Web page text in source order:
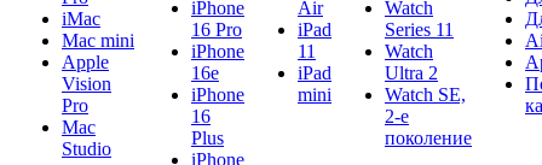
iMac
Mac mini
Apple
Vision
Pro
Mac
Studio
iPhone
16 Pro
iPhone
16e
iPhone
16
Plus
iPhone
Air
iPad
11
iPad
mini
Watch
Series 11
Watch
Ultra 2
Watch SE,
2-е
поколение